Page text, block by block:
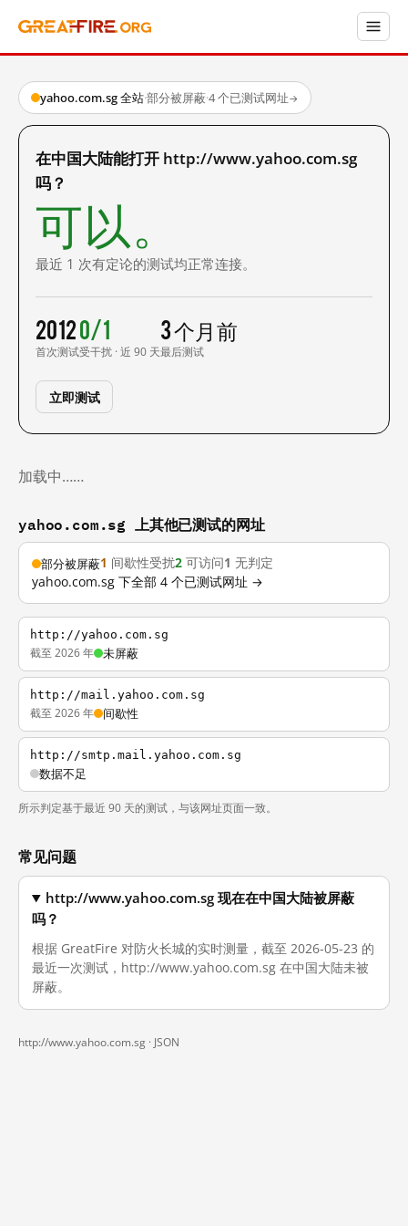
yahoo.com.sg 全站·部分被屏蔽·4 个已测试网址→
在中国大陆能打开 http://www.yahoo.com.sg
吗？
可以。
最近 1 次有定论的测试均正常连接。
2012
首次测试
0/1
受干扰 · 近 90 天
3 个月前
最后测试
立即测试
加载中……
yahoo.com.sg 上其他已测试的网址
部分被屏蔽1 间歇性受扰2 可访问1 无判定
yahoo.com.sg 下全部 4 个已测试网址 →
http://yahoo.com.sg
截至 2026 年 未屏蔽
http://mail.yahoo.com.sg
截至 2026 年 间歇性
http://smtp.mail.yahoo.com.sg
数据不足
所示判定基于最近 90 天的测试，与该网址页面一致。
常见问题
http://www.yahoo.com.sg 现在在中国大陆被屏蔽
吗？
根据 GreatFire 对防火长城的实时测量，截至 2026-05-23 的
最近一次测试，http://www.yahoo.com.sg 在中国大陆未被
屏蔽。
http://www.yahoo.com.sg · JSON